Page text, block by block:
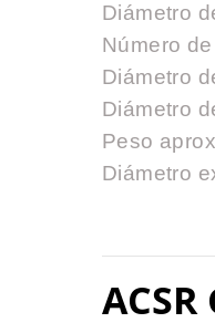
Diámetro
Número
Diámetro
Diámetro
Peso
Diámetro